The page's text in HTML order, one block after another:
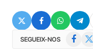
SEGUEIX-NOS Facebook